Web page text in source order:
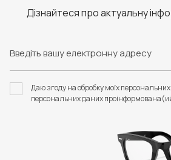
Дізнайтеся про актуальну
Даю згоду на обробку моїх
персональних даних